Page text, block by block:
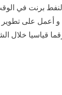
برنت في
و أعمل على تطوير
قياسيا خلال